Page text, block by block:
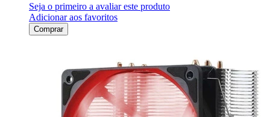
Seja o primeiro a avaliar este produto
Adicionar aos favoritos
Comprar